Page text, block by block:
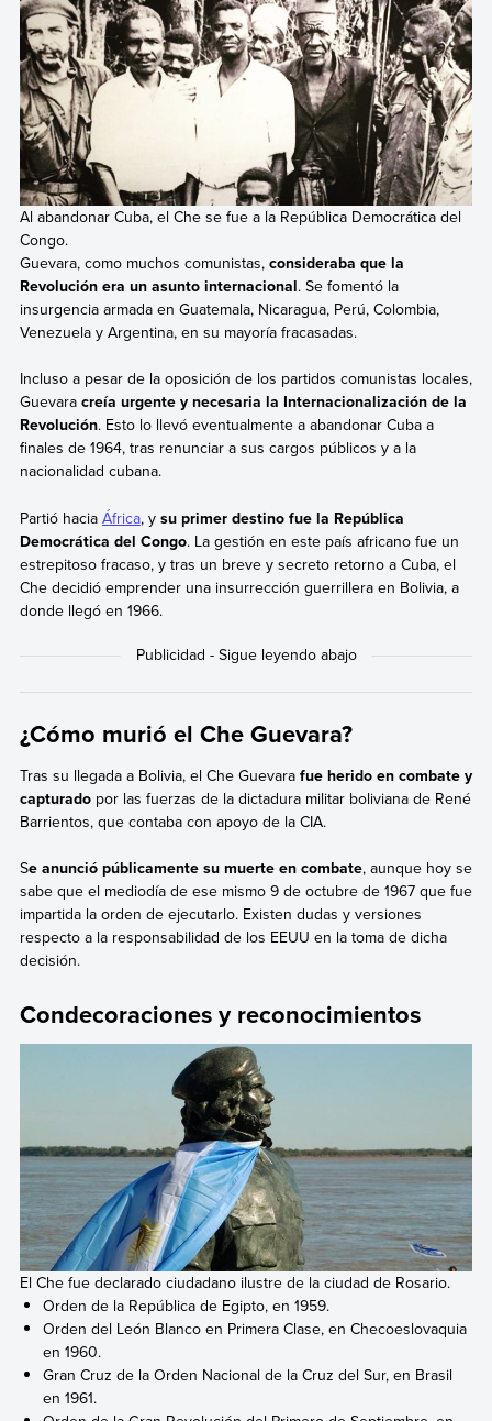
Al abandonar Cuba, el Che se fue a la República Democrática del
Congo.
Guevara, como muchos comunistas, consideraba que la
Revolución era un asunto internacional. Se fomentó la
insurgencia armada en Guatemala, Nicaragua, Perú, Colombia,
Venezuela y Argentina, en su mayoría fracasadas.
Incluso a pesar de la oposición de los partidos comunistas locales,
Guevara creía urgente y necesaria la Internacionalización de la
Revolución. Esto lo llevó eventualmente a abandonar Cuba a
finales de 1964, tras renunciar a sus cargos públicos y a la
nacionalidad cubana.
Partió hacia África, ysu primer destino fue la República
Democrática del Congo. La gestión en este país africano fue un
estrepitoso fracaso, y tras un breve y secreto retorno a Cuba, el
Che decidió emprender una insurrección guerrillera en Bolivia, a
donde llegó en 1966.
¿Cómo murió el Che Guevara?
Tras su llegada a Bolivia, el Che Guevara fue herido en combate y
capturadopor las fuerzas de la dictadura militar boliviana de René
Barrientos, que contaba con apoyo de la CIA.
Se anunció públicamente su muerte en combate, aunque hoy se
sabe que el mediodía de ese mismo 9 de octubre de 1967 que fue
impartida la orden de ejecutarlo. Existen dudas y versiones
respecto a la responsabilidad de los EEUU en la toma de dicha
decisión.
Condecoraciones y reconocimientos
El Che fue declarado ciudadano ilustre de la ciudad de Rosario.
Orden de la República de Egipto, en 1959.
Orden del León Blanco en Primera Clase, en Checoeslovaquia
en 1960.
Gran Cruz de la Orden Nacional de la Cruz del Sur, en Brasil
en 1961.